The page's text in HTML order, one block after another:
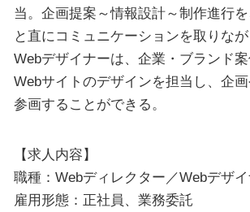
当。企画提案～情報設計～制作進行
と直にコミュニケーションを取りなが
Webデザイナーは、企業・ブランド案
Webサイトのデザインを担当し、企
参画することができる。
【求人内容】
職種：Webディレクター／Webデザ
雇用形態：正社員、業務委託